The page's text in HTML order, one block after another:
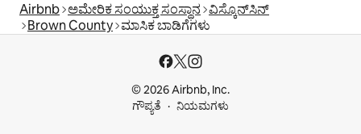
Airbnb ಅಮೇರಿಕ ಸಂಯುಕ್ತ ಸಂಸ್ಥಾನ ವಿಸ್ಕೊನ್‌ಸಿನ್
Brown County ಮಾಸಿಕ ಬಾಡಿಗೆಗಳು
© 2026 Airbnb, Inc.
ಗೌಪ್ಯತೆ
ನಿಯಮಗಳು